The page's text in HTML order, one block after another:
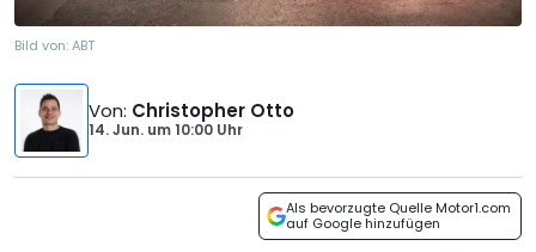
Bild von:ABT
Von: Christopher Otto
14. Jun. um10:00 Uhr
Als bevorzugte Quelle Motor1.com
auf Google hinzufügen